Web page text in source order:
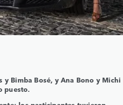
Bimba Bosé, y Ana Bono y Michi
puesto.